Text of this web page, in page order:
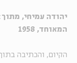
יהודה עמיחי,
המאוחד, 1958
הקיום, והכתיבה